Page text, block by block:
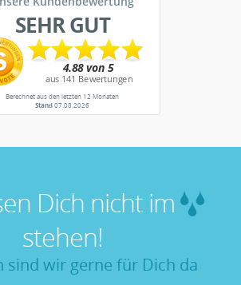
SEHR GUT
Berechnet aus den letzten 12 Monaten
Stand07.08.2026
Dich nicht im
stehen!
sind wir gerne für Dich da